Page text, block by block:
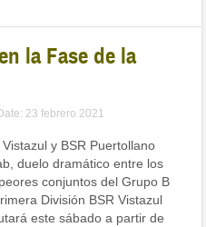
la Fase de la
23 febrero 2021
Vistazul y BSR Puertollano
duelo dramático entre los
conjuntos del Grupo B
División BSR Vistazul
este sábado a partir de